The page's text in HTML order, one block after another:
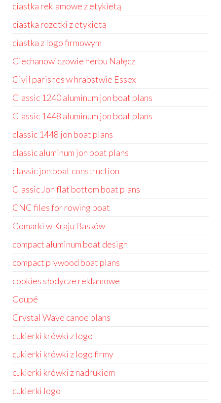
ciastka reklamowe z etykietą
ciastka rozetki z etykietą
ciastka z logo firmowym
Ciechanowiczowie herbu Nałęcz
Civil parishes w hrabstwie Essex
Classic 1240 aluminum jon boat plans
Classic 1448 aluminum jon boat plans
classic 1448 jon boat plans
classic aluminum jon boat plans
classic jon boat construction
Classic Jon flat bottom boat plans
CNC files for rowing boat
Comarki w Kraju Basków
compact aluminum boat design
compact plywood boat plans
cookies słodycze reklamowe
Coupé
Crystal Wave canoe plans
cukierki krówki z logo
cukierki krówki z logo firmy
cukierki krówki z nadrukiem
cukierki logo